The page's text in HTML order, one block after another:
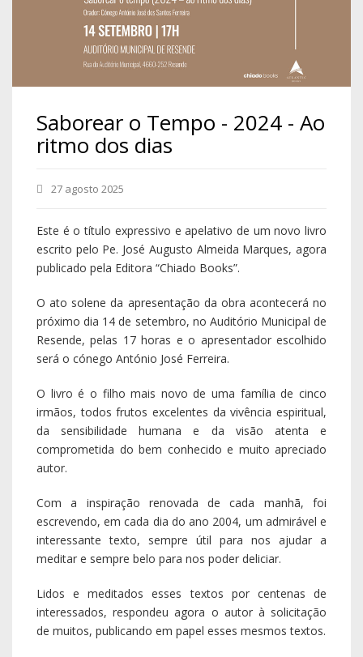
Saborear o Tempo - 2024 - Ao
ritmo dos dias
27 agosto 2025
Este é o título expressivo e apelativo de um novo livro
escrito pelo Pe. José Augusto Almeida Marques, agora
publicado pela Editora “Chiado Books”.
O ato solene da apresentação da obra acontecerá no
próximo dia 14 de setembro, no Auditório Municipal de
Resende, pelas 17 horas e o apresentador escolhido
será o cónego António José Ferreira.
O livro é o filho mais novo de uma família de cinco
irmãos, todos frutos excelentes da vivência espiritual,
da sensibilidade humana e da visão atenta e
comprometida do bem conhecido e muito apreciado
autor.
Com a inspiração renovada de cada manhã, foi
escrevendo, em cada dia do ano 2004, um admirável e
interessante texto, sempre útil para nos ajudar a
meditar e sempre belo para nos poder deliciar.
Lidos e meditados esses textos por centenas de
interessados, respondeu agora o autor à solicitação
de muitos, publicando em papel esses mesmos textos.